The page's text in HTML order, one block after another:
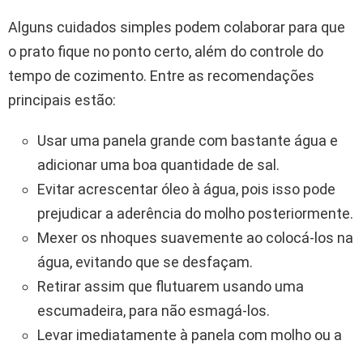
Alguns cuidados simples podem colaborar para que
o prato fique no ponto certo, além do controle do
tempo de cozimento. Entre as recomendações
principais estão:
Usar uma panela grande com bastante água e
adicionar uma boa quantidade de sal.
Evitar acrescentar óleo à água, pois isso pode
prejudicar a aderência do molho posteriormente.
Mexer os nhoques suavemente ao colocá-los na
água, evitando que se desfaçam.
Retirar assim que flutuarem usando uma
escumadeira, para não esmagá-los.
Levar imediatamente à panela com molho ou a